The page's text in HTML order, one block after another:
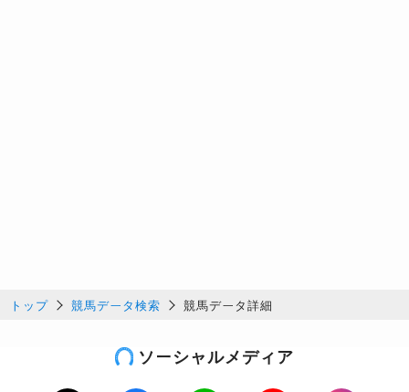
トップ 競馬データ検索 競馬データ詳細
ソーシャルメディア